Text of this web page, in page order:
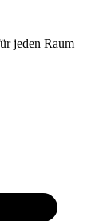
jeden Raum